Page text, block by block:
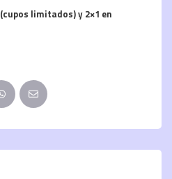
(cupos limitados)y 2×1 en